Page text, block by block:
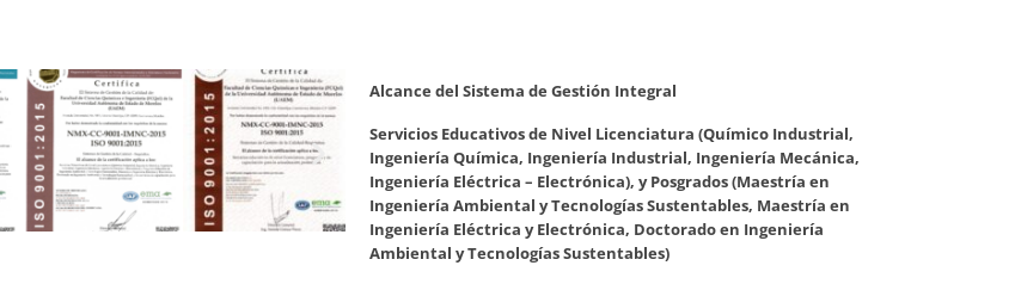
Alcance del Sistema de Gestión Integral
Servicios Educativos de Nivel Licenciatura (Químico Industrial,
Ingeniería Química, Ingeniería Industrial, Ingeniería Mecánica,
Ingeniería Eléctrica – Electrónica), y Posgrados (Maestría en
Ingeniería Ambiental y TecnologíasSustentables, Maestría en
Ingeniería Eléctrica y Electrónica, Doctorado en Ingeniería
Ambiental y Tecnologías Sustentables)